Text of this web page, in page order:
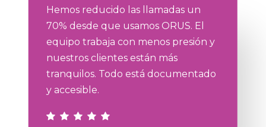
Hemos reducido las llamadas un
70% desde que usamos ORUS. El
equipo trabaja con menos presión y
nuestros clientes están más
tranquilos. Todo está documentado
y accesible.